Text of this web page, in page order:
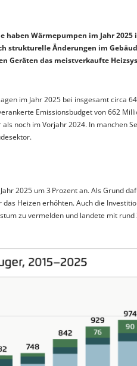
haben Wärmepumpen im Jahr
strukturelle Änderungen im
Geräten das meistverkaufte
im Jahr 2025 bei insgesamt circa
Emissionsbudget von 662
noch im Vorjahr 2024. In manchen
2025 um 3 Prozent an. Als Grund
Heizen erhöhten. Auch die
zu vermelden und landete mit